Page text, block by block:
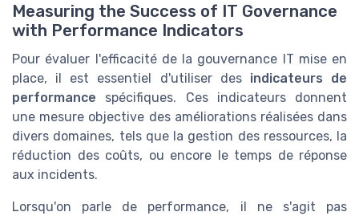
Measuring the Success of IT Governance
with Performance Indicators
Pour évaluer l'efficacité de la gouvernance IT mise en
place, il est essentiel d'utiliser des indicateurs de
performance spécifiques. Ces indicateurs donnent
une mesure objective des améliorations réalisées dans
divers domaines, tels que la gestion des ressources, la
réduction des coûts, ou encore le temps de réponse
aux incidents.
Lorsqu'on parle de performance, il ne s'agit pas